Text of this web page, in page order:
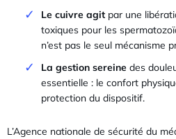
Le cuivre agit par une
toxiques pour les
n’est pas le seul mécanisme
La gestion sereine des
essentielle : le confort
protection du dispositif.
L’Agence nationale de sécurité du